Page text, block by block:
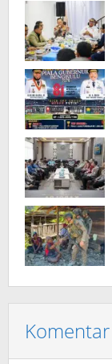
Komentar